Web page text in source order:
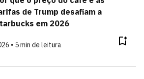
de Trump desafiam a
em 2026
• 5 min de leitura